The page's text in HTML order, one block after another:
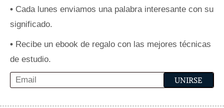
• Cada lunes enviamos una palabra interesante con su
significado.
• Recibe un ebook de regalo con las mejores técnicas
de estudio.